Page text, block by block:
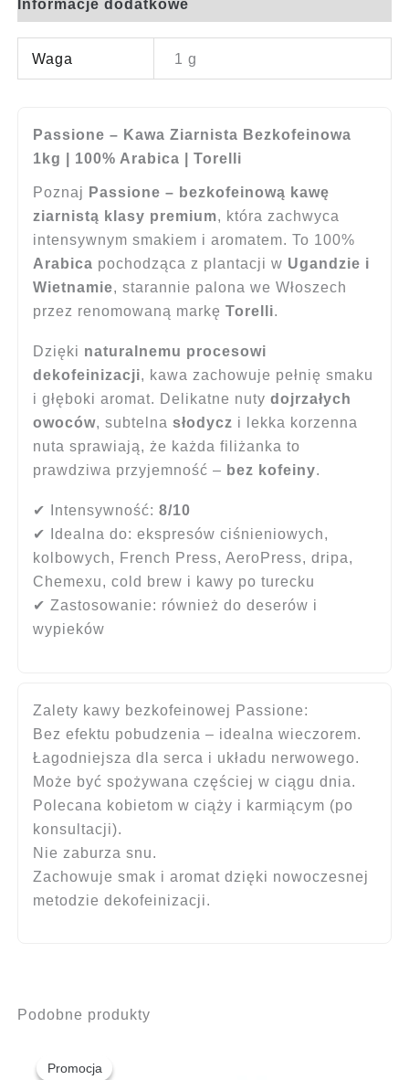
Informacje dodatkowe
Waga 1 g
Passione – Kawa Ziarnista Bezkofeinowa
1kg | 100% Arabica | Torelli
Poznaj Passione – bezkofeinową kawę
ziarnistą klasy premium, która zachwyca
intensywnym smakiem i aromatem. To 100%
Arabica pochodząca z plantacji w Ugandzie i
Wietnamie, starannie palona we Włoszech
przez renomowaną markę Torelli.
Dzięki naturalnemu procesowi
dekofeinizacji, kawa zachowuje pełnię smaku
i głęboki aromat. Delikatne nuty dojrzałych
owoców, subtelna słodycz i lekka korzenna
nuta sprawiają, że każda filiżanka to
prawdziwa przyjemność – bez kofeiny.
✔ Intensywność: 8/10
✔ Idealna do: ekspresów ciśnieniowych,
kolbowych, French Press, AeroPress, dripa,
Chemexu, cold brew i kawy po turecku
✔ Zastosowanie: również do deserów i
wypieków
Zalety kawy bezkofeinowej Passione:
Bez efektu pobudzenia – idealna wieczorem.
Łagodniejsza dla serca i układu nerwowego.
Może być spożywana częściej w ciągu dnia.
Polecana kobietom w ciąży i karmiącym (po
konsultacji).
Nie zaburza snu.
Zachowuje smak i aromat dzięki nowoczesnej
metodzie dekofeinizacji.
Podobne produkty
Promocja
Promocja